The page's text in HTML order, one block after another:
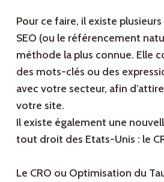
Pour ce faire, il existe
SEO (ou le référencement
méthode la plus connue. Elle
des mots-clés ou des
avec votre secteur, afin
votre site.
Il existe également une
tout droit des Etats-Unis : le
Le CRO ou Optimisation du